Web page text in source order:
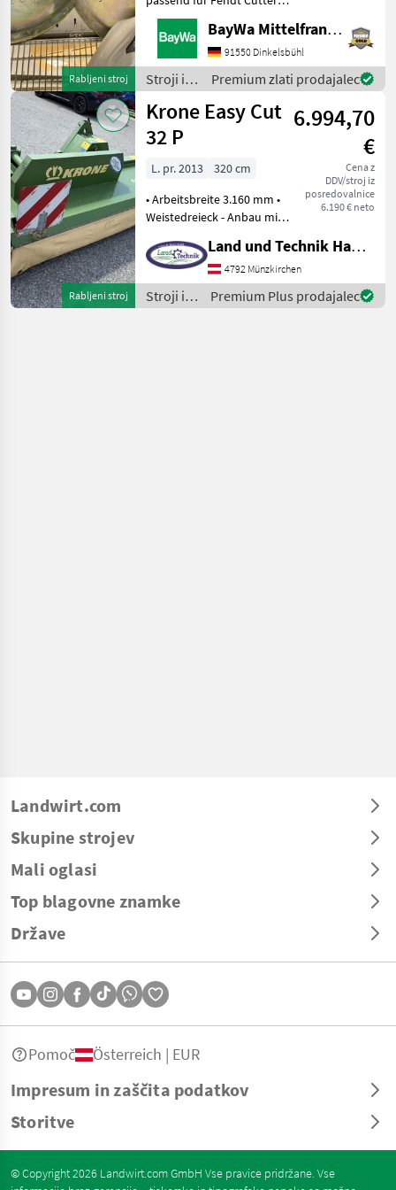
Rabljeni stroj
Baujahr 2024 . Stroji in
oprema za žetev in spravilo
BayWa Mittelfranken
91550 Dinkelsbühl
Stroji in
oprema
za žetev
in
spravilo
/ Fendt
Premium zlati prodajalec
Rabljeni stroj
Krone Easy Cut
32 P
6.994,70
€
Cena z
DDV/stroj iz
posredovalnice
6.190 € neto
L. pr. 2013
320 cm
• Arbeitsbreite 3.160 mm •
Weistedreieck - Anbau mit
Schwadformer • Safe Cut
Messersicherung •
Klingenschnellwechsel •
klappbare Sch
Land und Technik HandelsgesmbH
4792 Münzkirchen
Stroji in
oprema
Premium Plus prodajalec
Landwirt.com
Skupine strojev
Mali oglasi
Top blagovne znamke
Države
Impresum in zaščita podatkov
Storitve
Pomoč Österreich | EUR
© Copyright 2026 Landwirt.com GmbH Vse pravice pridržane. Vse